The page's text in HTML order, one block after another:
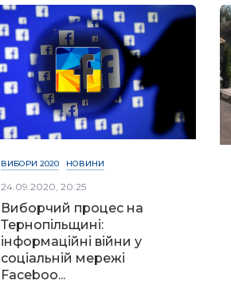
ВИБОРИ 2020 НОВИНИ
24.09.2020, 20:25
Виборчий процес на
Тернопільщині:
інформаційні війни у
соціальній мережі
Faceboo...